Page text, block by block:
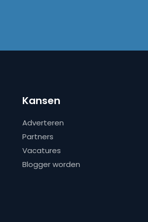
Kansen
Adverteren
Partners
Vacatures
Blogger worden